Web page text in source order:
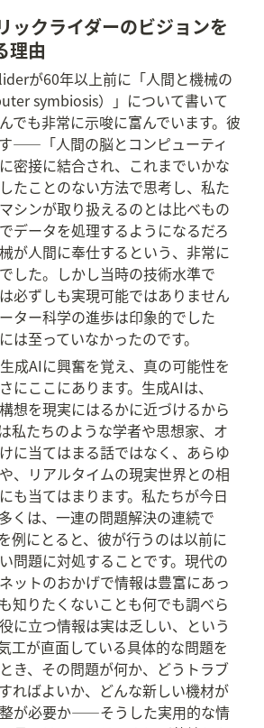
ックライダーのビジョンを
理由
が60年以上前に「人間と機械の
symbiosis）」について書いて
でも非常に示唆に富んでいます。彼
——「人間の脳とコンピューティ
密接に結合され、これまでいかな
たことのない方法で思考し、私た
シンが取り扱えるのとは比べもの
データを処理するようになるだろ
が人間に奉仕するという、非常に
した。しかし当時の技術水準で
必ずしも実現可能ではありません
ター科学の進歩は印象的でした
は至っていなかったのです。
成AIに興奮を覚え、真の可能性を
にここにあります。生成AIは、
想を現実にはるかに近づけるから
私たちのような学者や思想家、オ
に当てはまる話ではなく、あらゆ
、リアルタイムの現実世界との相
も当てはまります。私たちが今日
くは、一連の問題解決の連続で
例にとると、彼が行うのは以前に
問題に対処することです。現代の
ットのおかげで情報は豊富にあっ
知りたくないことも何でも調べら
に立つ情報は実は乏しい、という
工が直面している具体的な問題を
き、その問題が何か、どうトラブ
ればよいか、どんな新しい機材が
が必要か——そうした実用的な情